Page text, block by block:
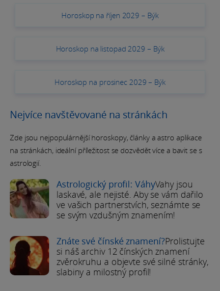
Horoskop na říjen 2029 – Býk
Horoskop na listopad 2029 – Býk
Horoskop na prosinec 2029 – Býk
Nejvíce navštěvované na stránkách
Zde jsou nejpopulárnější horoskopy, články a astro aplikace
na stránkách, ideální příležitost se dozvědět více a bavit se s
astrologií.
Astrologický profil: VáhyVahy jsou
laskavé, ale nejisté. Aby se vám dařilo
ve vašich partnerstvích, seznámte se
se svým vzdušným znamením!
Znáte své čínské znamení?Prolistujte
si náš archiv 12 čínských znamení
zvěrokruhu a objevte své silné stránky,
slabiny a milostný profil!